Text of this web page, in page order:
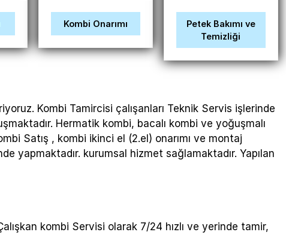
Kombi Onarımı
Petek Bakımı ve
Temizliği
Kombi Tamircisi çalışanları Teknik Servis işlerinde
Hermatik kombi, bacalı kombi ve yoğuşmalı
Satış , kombi ikinci el (2.el) onarımı ve montaj
yapmaktadır. kurumsal hizmet sağlamaktadır. Yapılan
kombi Servisi olarak 7/24 hızlı ve yerinde tamir,